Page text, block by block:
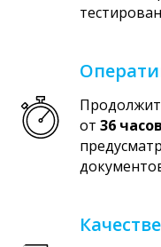
от 36 часов